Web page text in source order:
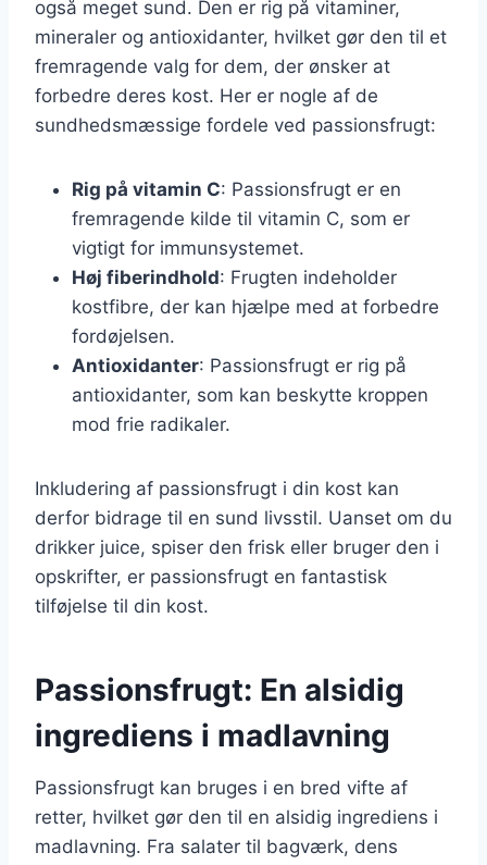
også meget sund. Den er rig på vitaminer,
mineraler og antioxidanter, hvilket gør den til et
fremragende valg for dem, der ønsker at
forbedre deres kost. Her er nogle af de
sundhedsmæssige fordele ved passionsfrugt:
Rig på vitamin C: Passionsfrugt er en
fremragende kilde til vitamin C, som er
vigtigt for immunsystemet.
Høj fiberindhold: Frugten indeholder
kostfibre, der kan hjælpe med at forbedre
fordøjelsen.
Antioxidanter: Passionsfrugt er rig på
antioxidanter, som kan beskytte kroppen
mod frie radikaler.
Inkludering af passionsfrugt i din kost kan
derfor bidrage til en sund livsstil. Uanset om du
drikker juice, spiser den frisk eller bruger den i
opskrifter, er passionsfrugt en fantastisk
tilføjelse til din kost.
Passionsfrugt: En alsidig
ingrediens i madlavning
Passionsfrugt kan bruges i en bred vifte af
retter, hvilket gør den til en alsidig ingrediens i
madlavning. Fra salater til bagværk, dens